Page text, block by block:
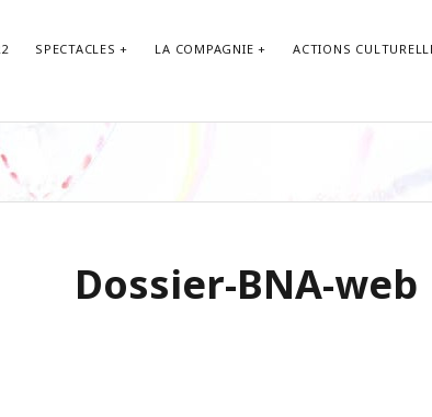
SPECTACLES LA COMPAGNIE ACTIONS
Dossier-BNA-web